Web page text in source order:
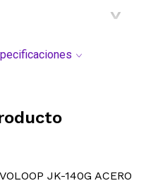
JK-140G ACERO